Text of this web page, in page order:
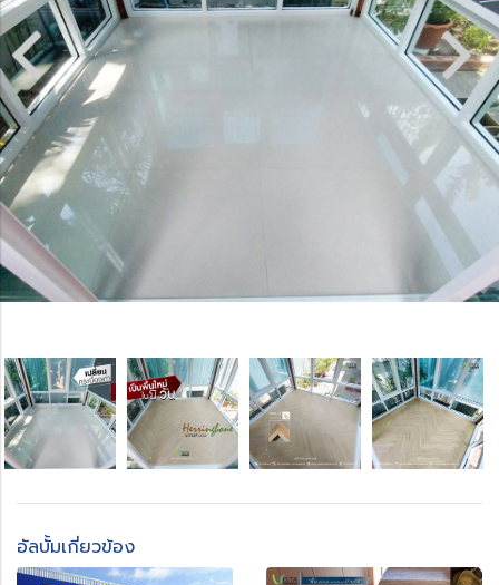
อัลบั้มเกี่ยวข้อง